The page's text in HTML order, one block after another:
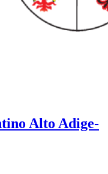
Alto Adige-